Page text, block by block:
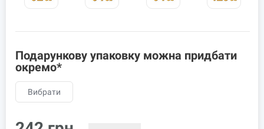
Подарункову упаковку можна придбати
окремо*
Вибрати